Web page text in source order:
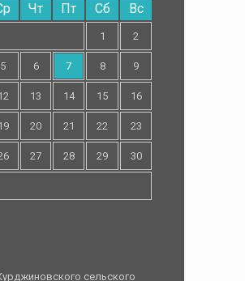
Чт Пт Сб Вс
1 2
5 6 7 8 9
13 14 15 16
20 21 22 23
27 28 29 30
сельского